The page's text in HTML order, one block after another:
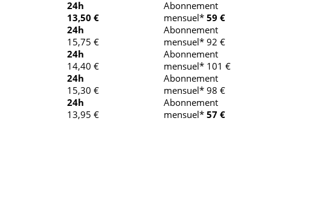
24h
13,50 €
Abonnement
mensuel* 59 €
24h
15,75 €
Abonnement
mensuel* 92 €
24h
14,40 €
Abonnement
mensuel* 101 €
24h
15,30 €
Abonnement
mensuel* 98 €
24h
13,95 €
Abonnement
mensuel* 57 €